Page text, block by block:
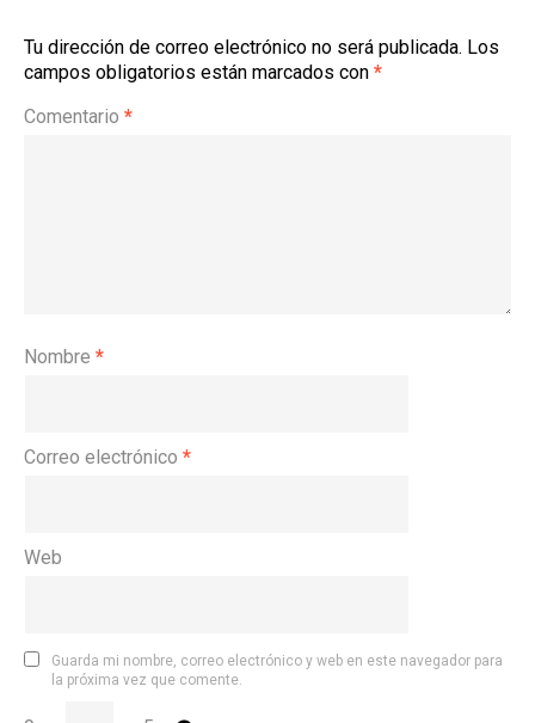
Tu dirección de correo electrónico no será publicada. Los
campos obligatorios están marcados con *
Comentario *
Nombre *
Correo electrónico *
Web
Guarda mi nombre, correo electrónico y web en este navegador para
la próxima vez que comente.